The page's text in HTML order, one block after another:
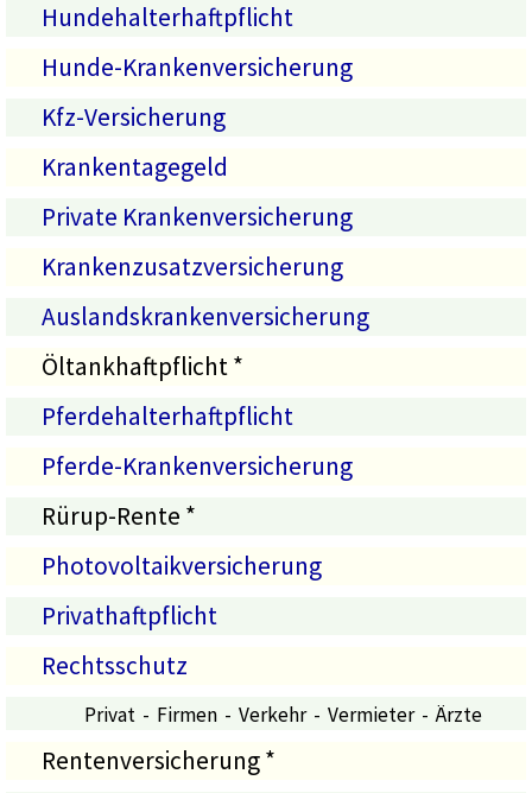
Hundehalterhaftpflicht
Hunde-Krankenversicherung
Kfz-Versicherung
Krankentagegeld
Private Krankenversicherung
Krankenzusatzversicherung
Auslandskrankenversicherung
Öltankhaftpflicht *
Pferdehalterhaftpflicht
Pferde-Krankenversicherung
Rürup-Rente *
Photovoltaikversicherung
Privathaftpflicht
Rechtsschutz
Privat - Firmen - Verkehr -Vermieter - Ärzte
Rentenversicherung *